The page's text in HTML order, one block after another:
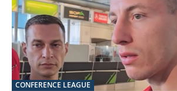
CONFERENCE LEAGUE